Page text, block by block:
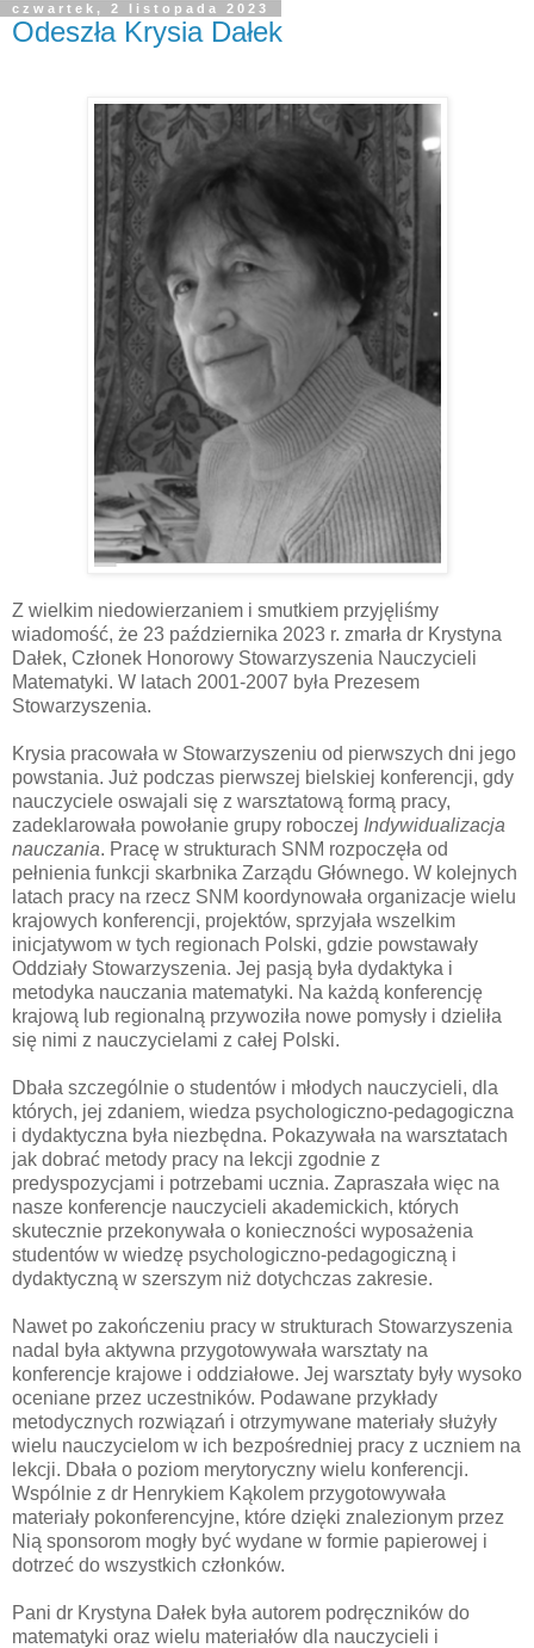
czwartek, 2 listopada 2023
Odeszła Krysia Dałek
Z wielkim niedowierzaniem i smutkiem przyjęliśmy
wiadomość, że 23 października 2023 r. zmarła dr Krystyna
Dałek, Członek Honorowy Stowarzyszenia Nauczycieli
Matematyki. W latach 2001-2007 była Prezesem
Stowarzyszenia.
Krysia pracowała w Stowarzyszeniu od pierwszych dni jego
powstania. Już podczas pierwszej bielskiej konferencji, gdy
nauczyciele oswajali się z warsztatową formą pracy,
zadeklarowała powołanie grupy roboczej Indywidualizacja
nauczania. Pracę w strukturach SNM rozpoczęła od
pełnienia funkcji skarbnika Zarządu Głównego. W kolejnych
latach pracy na rzecz SNM koordynowała organizacje wielu
krajowych konferencji, projektów, sprzyjała wszelkim
inicjatywom w tych regionach Polski, gdzie powstawały
Oddziały Stowarzyszenia. Jej pasją była dydaktyka i
metodyka nauczania matematyki. Na każdą konferencję
krajową lub regionalną przywoziła nowe pomysły i dzieliła
się nimi z nauczycielami z całej Polski.
Dbała szczególnie o studentów i młodych nauczycieli, dla
których, jej zdaniem, wiedza psychologiczno-pedagogiczna
i dydaktyczna była niezbędna. Pokazywała na warsztatach
jak dobrać metody pracy na lekcji zgodnie z
predyspozycjami i potrzebami ucznia. Zapraszała więc na
nasze konferencje nauczycieli akademickich, których
skutecznie przekonywała o konieczności wyposażenia
studentów w wiedzę psychologiczno-pedagogiczną i
dydaktyczną w szerszym niż dotychczas zakresie.
Nawet po zakończeniu pracy w strukturach Stowarzyszenia
nadal była aktywna przygotowywała warsztaty na
konferencje krajowe i oddziałowe. Jej warsztaty były wysoko
oceniane przez uczestników. Podawane przykłady
metodycznych rozwiązań i otrzymywane materiały służyły
wielu nauczycielom w ich bezpośredniej pracy z uczniem na
lekcji. Dbała o poziom merytoryczny wielu konferencji.
Wspólnie z dr Henrykiem Kąkolem przygotowywała
materiały pokonferencyjne, które dzięki znalezionym przez
Nią sponsorom mogły być wydane w formie papierowej i
dotrzeć do wszystkich członków.
Pani dr Krystyna Dałek była autorem podręczników do
matematyki oraz wielu materiałów dla nauczycieli i